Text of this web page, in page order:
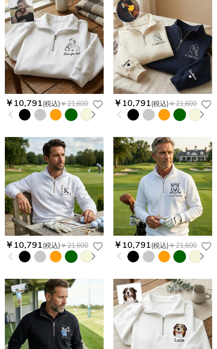
￥10,791(税込)￥21,600 ￥10,791(税込)￥21,600
￥10,791(税込)￥21,600 ￥10,791(税込)￥21,600